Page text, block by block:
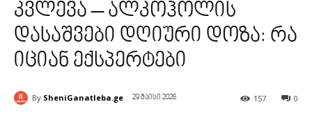
კვლევა – ალკოჰოლის
დასაშვები დღიური დოზა: რა
იციან ექსპერტები
By SheniGanatleba.ge 29 მაისი 2026 0
157